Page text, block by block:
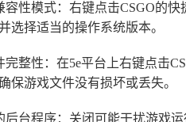
容性模式：右键点击CSGO的
选择适当的操作系统版本。
完整性：在5e平台上右键点击
保游戏文件没有损坏或丢失。
后台程序：关闭可能干扰游戏